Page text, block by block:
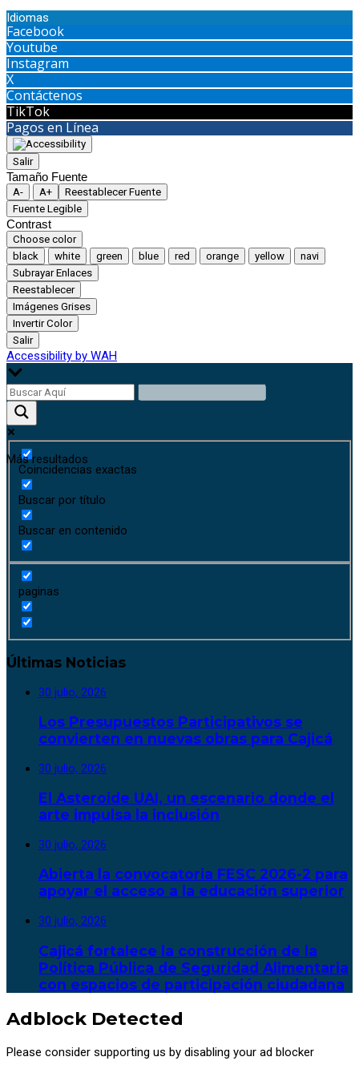
Idiomas
Facebook
Youtube
Instagram
X
Contáctenos
TikTok
Pagos en Línea
Salir
Tamaño Fuente
A- A+
Reestablecer Fuente
Fuente Legible
Contrast
Choose color
black
white green blue red orange yellow
navi
Subrayar Enlaces
Reestablecer
Imágenes Grises
Invertir Color
Salir
Accessibility by WAH
Más resultados
Coincidencias exactas
Buscar por título
Buscar en contenido
paginas
Últimas Noticias
30 julio, 2026
Los Presupuestos Participativos se
convierten en nuevas obras para Cajicá
30 julio, 2026
El Asteroide UAI, un escenario donde el
arte impulsa la inclusión
30 julio, 2026
Abierta la convocatoria FESC 2026-2 para
apoyar el acceso a la educación superior
30 julio, 2026
Cajicá fortalece la construcción de la
Política Pública de Seguridad Alimentaria
con espacios de participación ciudadana
Adblock Detected
Please consider supporting us by disabling your ad blocker